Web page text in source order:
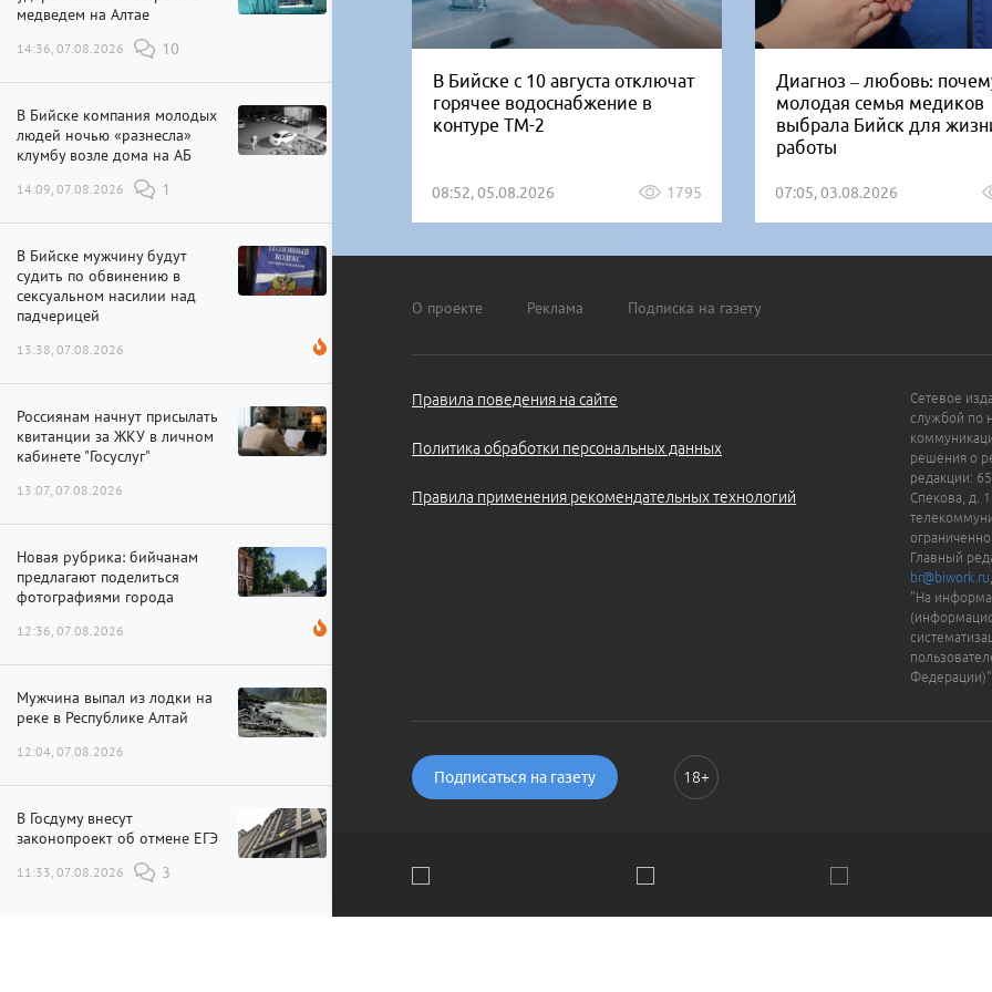
медведем на Алтае
14:36, 07.08.2026 10
В Бийске компания молодых
людей ночью «разнесла»
клумбу возле дома на АБ
14:09, 07.08.2026 1
В Бийске мужчину будут
судить по обвинению в
сексуальном насилии над
падчерицей
13:38, 07.08.2026
Россиянам начнут присылать
квитанции за ЖКУ в личном
кабинете "Госуслуг"
13:07, 07.08.2026
Новая рубрика: бийчанам
предлагают поделиться
фотографиями города
12:36, 07.08.2026
Мужчина выпал из лодки на
реке в Республике Алтай
12:04, 07.08.2026
В Госдуму внесут
законопроект об отмене ЕГЭ
11:33, 07.08.2026 3
В Бийске с 10 августа отключат
горячее водоснабжение в
контуре ТМ-2
08:52, 05.08.2026 1795
Диагноз – любовь:
молодая семья медиков
выбрала Бийск для
работы
07:05, 03.08.2026
О проекте Реклама Подписка на газету
Правила поведения на сайте
Политика обработки персональных данных
Правила применения рекомендательных технологий
Сетевое
службой по
решения о
редакции:
Спекова, д.
Главный
br@biwork.ru
"На
Федерации)".
Подписаться на газету 18+